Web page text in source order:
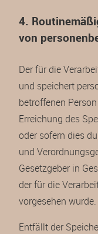
4.
von
Der für die
und speichert
betroffenen
Erreichung des
oder sofern dies
und
Gesetzgeber in
der für die
vorgesehen wurde.
Entfällt der